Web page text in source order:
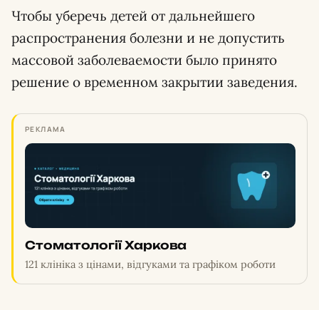
Чтобы уберечь детей от дальнейшего
распространения болезни и не допустить
массовой заболеваемости было принято
решение о временном закрытии заведения.
РЕКЛАМА
Стоматології Харкова
121 клініка з цінами, відгуками та графіком роботи